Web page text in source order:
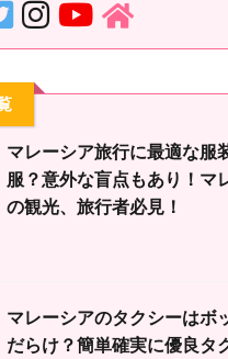
マレーシア旅行に最適な服
服？意外な盲点もあり！マ
の観光、旅行者必見！
マレーシアのタクシーはボ
だらけ？簡単確実に優良タ